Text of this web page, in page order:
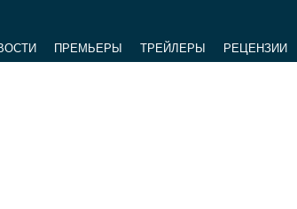
ПРЕМЬЕРЫ ТРЕЙЛЕРЫ РЕЦЕНЗИИ